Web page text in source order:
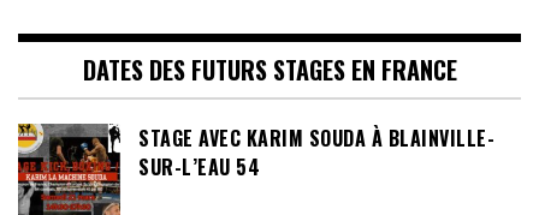
DATES DES FUTURS STAGES EN FRANCE
STAGE AVEC KARIM SOUDA À BLAINVILLE-
SUR-L’EAU 54